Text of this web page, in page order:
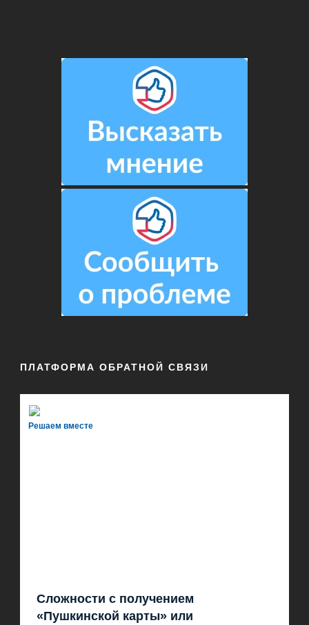
ПЛАТФОРМА ОБРАТНОЙ СВЯЗИ
Решаем вместе
Сложности с получением
«Пушкинской карты» или